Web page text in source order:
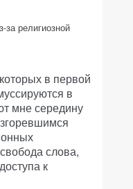
религиозной
в первой
в
мне середину
слова,
к